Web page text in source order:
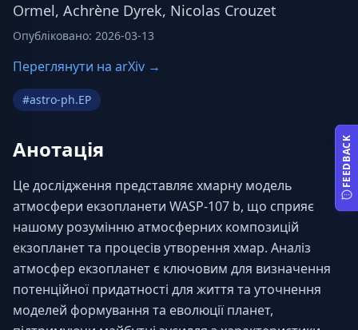
Ormel, Achrène Dyrek, Nicolas Crouzet
Опубліковано: 2026-03-13
Переглянути на arXiv →
#astro-ph.EP
Анотація
Це дослідження представляє хмарну модель
атмосфери екзопланети WASP-107 b, що сприяє
нашому розумінню атмосферних композицій
екзопланет та процесів утворення хмар. Аналіз
атмосфер екзопланет є ключовим для визначення
потенційної придатності для життя та уточнення
моделей формування та еволюції планет,
FEEDBACK